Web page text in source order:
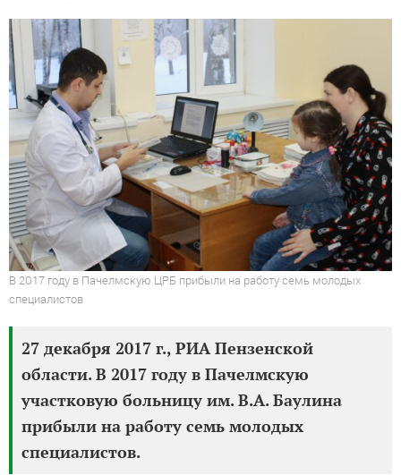
В 2017 году в Пачелмскую ЦРБ прибыли на работу семь молодых
специалистов
27 декабря 2017 г., РИА Пензенской
области. В 2017 году в Пачелмскую
участковую больницу им. В.А. Баулина
прибыли на работу семь молодых
специалистов.